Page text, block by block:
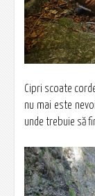
Cipri scoate
nu mai este
unde trebuie să